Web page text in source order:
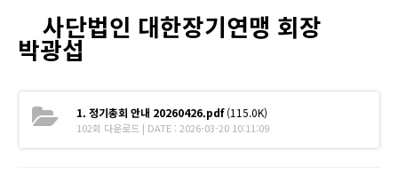
사단법인 대한장기연맹 회장
박광섭
1. 정기총회 안내 20260426.pdf(115.0K)
102회 다운로드 | DATE : 2026-03-20 10:11:09